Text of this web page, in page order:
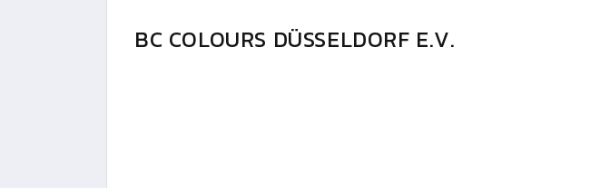
BC COLOURS DÜSSELDORF E.V.